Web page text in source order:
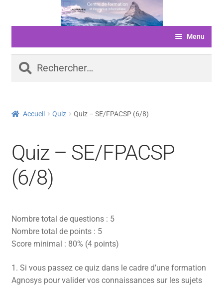
navigation
Menu
ACCUEIL
SERVICES
ACTUALITÉS
INFORMATIONS
BOUTIQUE
CONTACT
YOUTUBE
Accueil Quiz Quiz – SE/FPACSP (6/8)
Quiz – SE/FPACSP
(6/8)
Nombre total de questions : 5
Nombre total de points : 5
Score minimal : 80% (4 points)
1. Si vous passez ce quiz dans le cadre d’une formation
Agnosys pour valider vos connaissances sur les sujets